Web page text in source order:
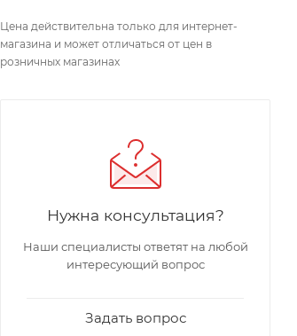
Цена действительна только для интернет-
магазина и может отличаться от цен в
розничных магазинах
Нужна консультация?
Наши специалисты ответят на любой
интересующий вопрос
Задать вопрос